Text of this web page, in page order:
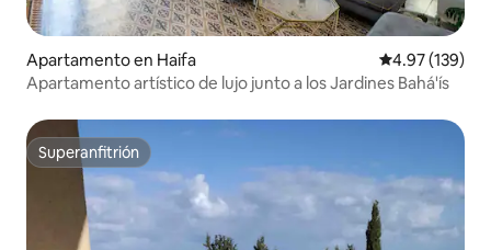
Apartamento en Haifa Calificación
4.97 (139)
Apartamento artístico de lujo junto a los Jardines Bahá'ís
Superanfitrión
Superanfitrión